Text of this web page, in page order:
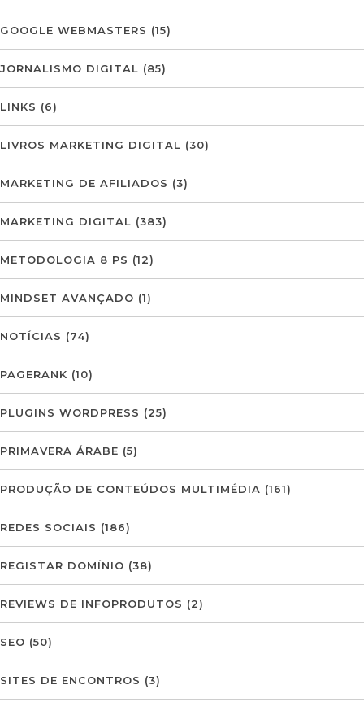
GOOGLE WEBMASTERS (15)
JORNALISMO DIGITAL (85)
LINKS (6)
LIVROS MARKETING DIGITAL (30)
MARKETING DE AFILIADOS (3)
MARKETING DIGITAL (383)
METODOLOGIA 8 PS (12)
MINDSET AVANÇADO (1)
NOTÍCIAS (74)
PAGERANK (10)
PLUGINS WORDPRESS (25)
PRIMAVERA ÁRABE (5)
PRODUÇÃO DE CONTEÚDOS MULTIMÉDIA (161)
REDES SOCIAIS (186)
REGISTAR DOMÍNIO (38)
REVIEWS DE INFOPRODUTOS (2)
SEO (50)
SITES DE ENCONTROS (3)